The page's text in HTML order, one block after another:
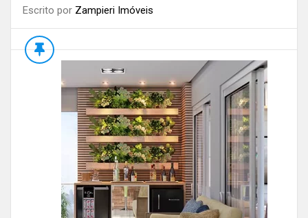
Escrito por Zampieri Imóveis